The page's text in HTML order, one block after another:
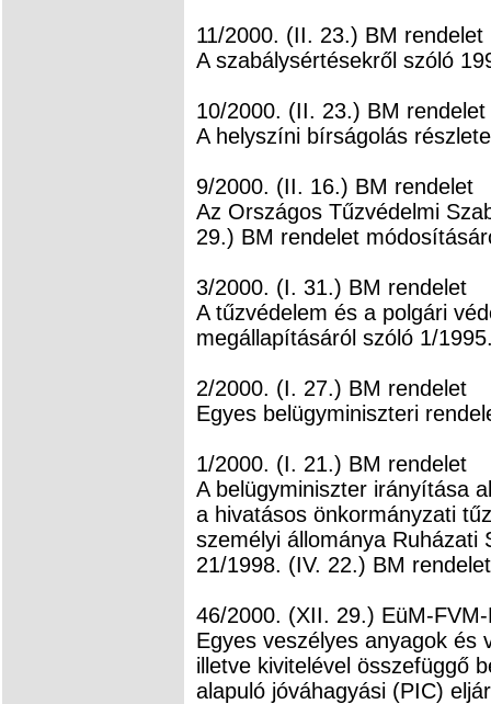
11/2000. (II. 23.) BM rendelet
A szabálysértésekről szóló
10/2000. (II. 23.) BM rendelet
A helyszíni bírságolás
9/2000. (II. 16.) BM rendelet
Az Országos Tűzvédelmi
29.) BM rendelet
3/2000. (I. 31.) BM rendelet
A tűzvédelem és a polgári
megállapításáról szóló 1/
2/2000. (I. 27.) BM rendelet
Egyes belügyminiszteri
1/2000. (I. 21.) BM rendelet
A belügyminiszter irányítása
a hivatásos önkormányzati
személyi állománya Ruházati
21/1998. (IV. 22.) BM
46/2000. (XII. 29.) EüM-
Egyes veszélyes anyagok és
illetve kivitelével összefüggő
alapuló jóváhagyási (PIC)